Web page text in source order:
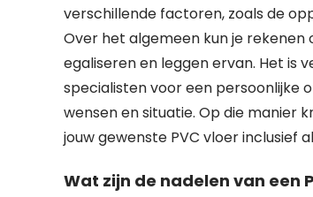
verschillende factoren, zoals de
Over het algemeen kun je
egaliseren en leggen ervan. Het is
specialisten voor een persoonlijke
wensen en situatie. Op die manier
jouw gewenste PVC vloer inclusief
Wat zijn de nadelen van een